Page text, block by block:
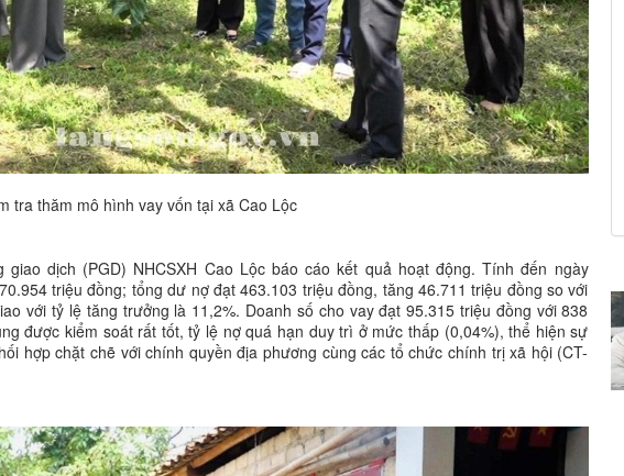
tra thăm mô hình vay vốn tại xã Cao Lộc
dịch (PGD) NHCSXH Cao Lộc báo cáo kết quả hoạt động. Tính đến ngày
triệu đồng; tổng dư nợ đạt 463.103 triệu đồng, tăng 46.711 triệu đồng so với
với tỷ lệ tăng trưởng là 11,2%. Doanh số cho vay đạt 95.315 triệu đồng với 838
được kiểm soát rất tốt, tỷ lệ nợ quá hạn duy trì ở mức thấp (0,04%), thể hiện sự
hợp chặt chẽ với chính quyền địa phương cùng các tổ chức chính trị xã hội (CT-